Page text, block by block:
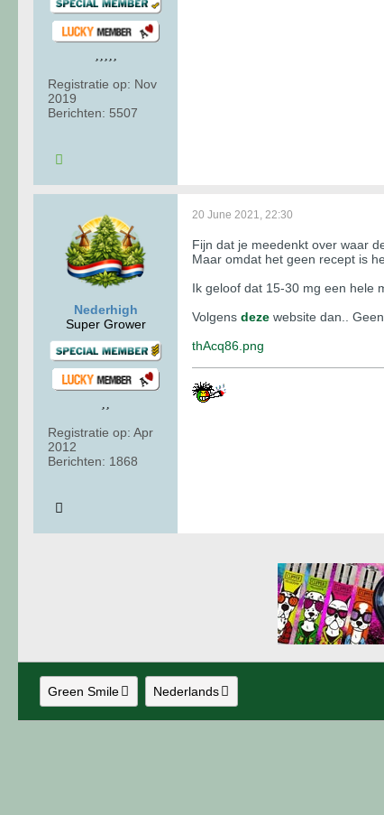
Registratie op: Nov
2019
Berichten: 5507
Nederhigh
Super Grower
Registratie op: Apr
2012
Berichten: 1868
20 June 2021, 22:30
Fijn dat je meedenkt over waar
Maar omdat het geen recept is
Ik geloof dat 15-30 mg een hele
Volgens deze website dan..
thAcq86.png
Green Smile Nederlands